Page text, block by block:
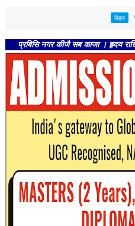
पटना :
नगर कीजै सब काजा । हृदय राखि